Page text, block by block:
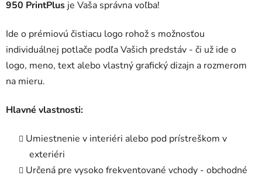
950 PrintPlus je Vaša správna voľba!
Ide o prémiovú čistiacu logo rohož s možnosťou
individuálnej potlače podľa Vašich predstáv - či už ide o
logo, meno, text alebo vlastný grafický dizajn a rozmerom
na mieru.
Hlavné vlastnosti:
Umiestnenie v interiéri alebo pod prístreškom v
exteriéri
Určená pre vysoko frekventované vchody - obchodné